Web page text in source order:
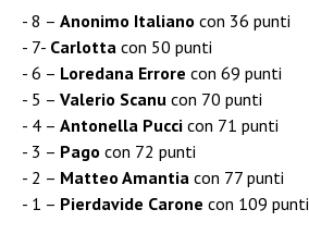
8 – Anonimo Italiano con 36 punti
7- Carlotta con 50 punti
6 – Loredana Errore con 69 punti
5 – Valerio Scanu con 70 punti
4 – Antonella Pucci con 71 punti
3 – Pago con 72 punti
2 – Matteo Amantia con 77 punti
1 – Pierdavide Carone con 109 punti